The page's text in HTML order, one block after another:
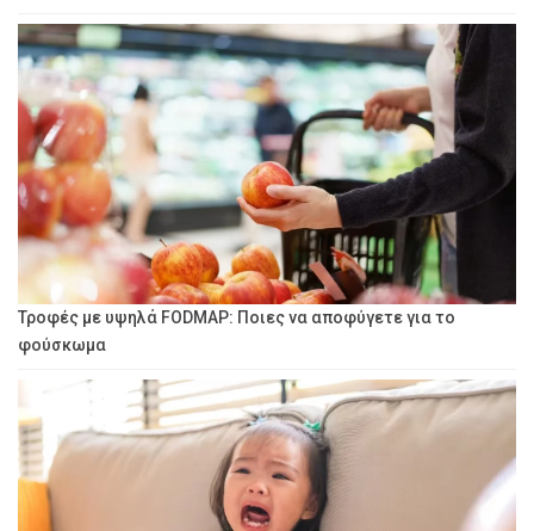
Τροφές με υψηλά FODMAP: Ποιες να αποφύγετε για το
φούσκωμα